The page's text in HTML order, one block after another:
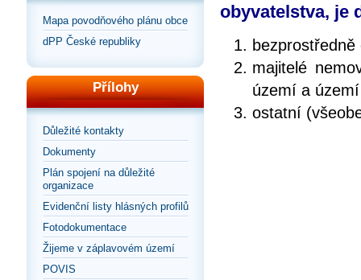
Mapa povodňového plánu obce
dPP České republiky
Přílohy
Důležité kontakty
Dokumenty
Plán spojení na důležité
organizace
Evidenční listy hlásných profilů
Fotodokumentace
Žijeme v záplavovém území
POVIS
obyvatelstva, je
majitelé
území a
ostatní